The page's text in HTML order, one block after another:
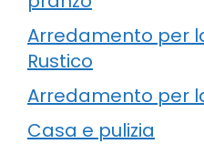
Arredamento per
Rustico
Arredamento per
Casa e pulizia